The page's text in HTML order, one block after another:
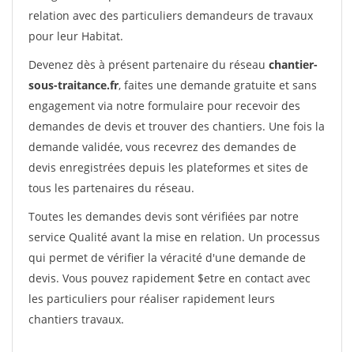
relation avec des particuliers demandeurs de travaux
pour leur Habitat.
Devenez dès à présent partenaire du réseau chantier-
sous-traitance.fr, faites une demande gratuite et sans
engagement via notre formulaire pour recevoir des
demandes de devis et trouver des chantiers. Une fois la
demande validée, vous recevrez des demandes de
devis enregistrées depuis les plateformes et sites de
tous les partenaires du réseau.
Toutes les demandes devis sont vérifiées par notre
service Qualité avant la mise en relation. Un processus
qui permet de vérifier la véracité d'une demande de
devis. Vous pouvez rapidement $etre en contact avec
les particuliers pour réaliser rapidement leurs
chantiers travaux.